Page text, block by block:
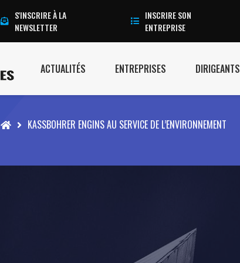
S'INSCRIRE À LA
NEWSLETTER
INSCRIRE SON
ENTREPRISE
ACTUALITÉS ENTREPRISES DIRIGEANTS
Accueil KASSBOHRER ENGINS AU SERVICE DE L’ENVIRONNEMENT